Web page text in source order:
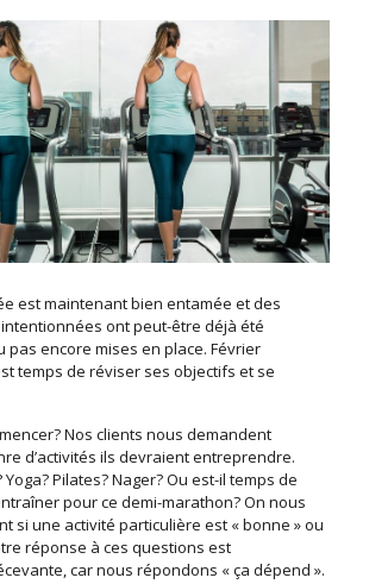
est maintenant bien entamée et des
ont peut-être déjà été
pas encore mises en place. Février
temps de réviser ses objectifs et se
Nos clients nous demandent
d’activités ils devraient entreprendre.
Pilates? Nager? Ou est-il temps de
pour ce demi-marathon? On nous
si une activité particulière est « bonne » ou
réponse à ces questions est
car nous répondons « ça dépend ».